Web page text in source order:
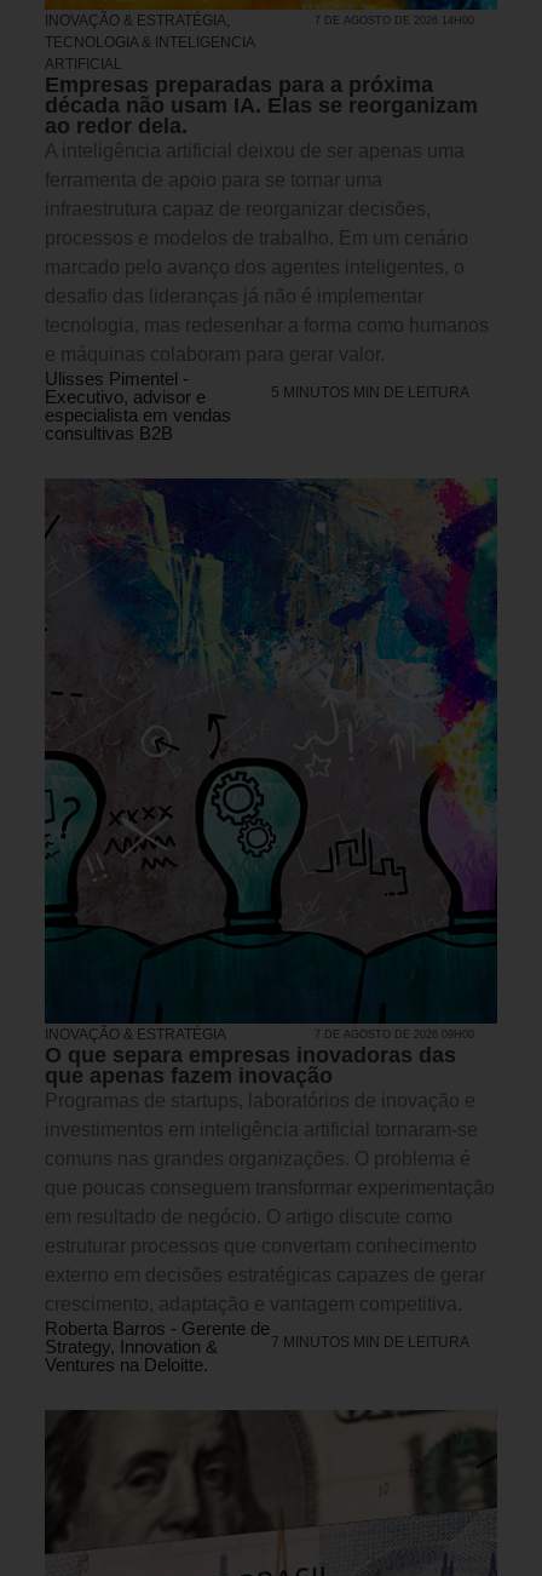
INOVAÇÃO & ESTRATÉGIA
TECNOLOGIA & INTELIGENCIA
ARTIFICIAL
7 DE AGOSTO DE 2026 14H00
Empresas preparadas para a próxima
década não usam IA. Elas se reorganizam
ao redor dela.
A inteligência artificial deixou de ser apenas uma
ferramenta de apoio para se tornar uma
infraestrutura capaz de reorganizar decisões,
processos e modelos de trabalho. Em um cenário
marcado pelo avanço dos agentes inteligentes, o
desafio das lideranças já não é implementar
tecnologia, mas redesenhar a forma como humanos
e máquinas colaboram para gerar valor.
Ulisses Pimentel -
Executivo, advisor e
especialista em vendas
consultivas B2B
5 MINUTOS MIN DE LEITURA
INOVAÇÃO & ESTRATÉGIA 7 DE AGOSTO DE 2026 09H00
O que separa empresas inovadoras das
que apenas fazem inovação
Programas de startups, laboratórios de inovação e
investimentos em inteligência artificial tornaram-se
comuns nas grandes organizações. O problema é
que poucas conseguem transformar experimentação
em resultado de negócio. O artigo discute como
estruturar processos que convertam conhecimento
externo em decisões estratégicas capazes de gerar
crescimento, adaptação e vantagem competitiva.
Roberta Barros - Gerente de
Strategy, Innovation &
Ventures na Deloitte.
7 MINUTOS MIN DE LEITURA